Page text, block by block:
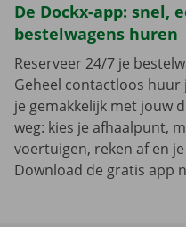
De Dockx-app: snel,
bestelwagens huren
Reserveer 24/7 je
Geheel contactloos huur
je gemakkelijk met jouw
weg: kies je afhaalpunt,
voertuigen, reken af en
Download de gratis app